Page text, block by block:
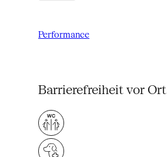
Performance
Barrierefreiheit vor Ort